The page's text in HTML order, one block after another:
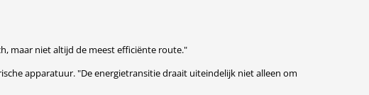
maar niet altijd de meest efficiënte route."
apparatuur. "De energietransitie draait uiteindelijk niet alleen om